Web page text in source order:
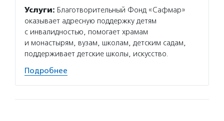
Услуги: Благотворительный Фонд «Сафмар»
оказывает адресную поддержку детям
с инвалидностью, помогает храмам
и монастырям, вузам, школам, детским садам,
поддерживает детские школы, искусство.
Подробнее